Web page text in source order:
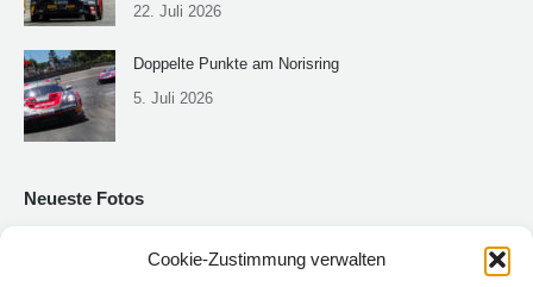
Cookie-Zustimmung verwalten
22. Juli 2026
Doppelte Punkte am Norisring
5. Juli 2026
Neueste Fotos